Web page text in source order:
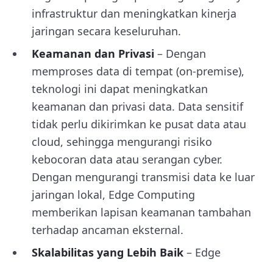
infrastruktur dan meningkatkan kinerja
jaringan secara keseluruhan.
Keamanan dan Privasi – Dengan
memproses data di tempat (on-premise),
teknologi ini dapat meningkatkan
keamanan dan privasi data. Data sensitif
tidak perlu dikirimkan ke pusat data atau
cloud, sehingga mengurangi risiko
kebocoran data atau serangan cyber.
Dengan mengurangi transmisi data ke luar
jaringan lokal, Edge Computing
memberikan lapisan keamanan tambahan
terhadap ancaman eksternal.
Skalabilitas yang Lebih Baik – Edge